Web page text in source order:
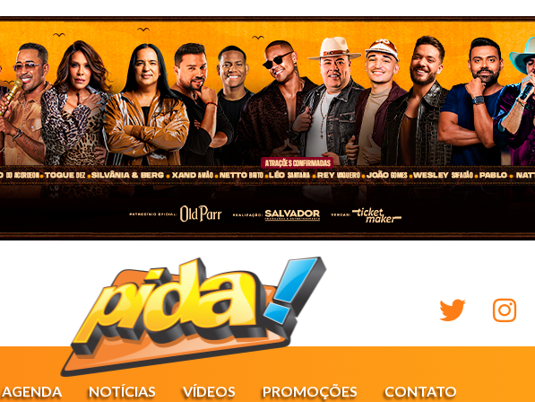
AGENDA NOTÍCIAS VÍDEOS PROMOÇÕES CONTATO